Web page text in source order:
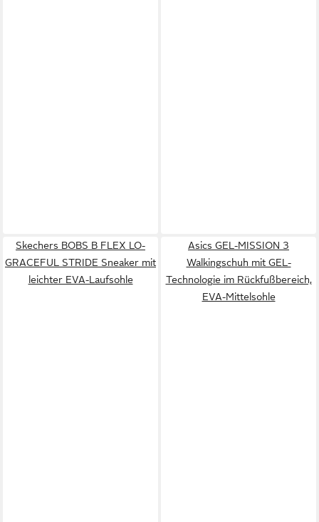
Skechers BOBS B FLEX LO-
GRACEFUL STRIDE Sneaker mit
leichter EVA-Laufsohle
Asics GEL-MISSION 3
Walkingschuh mit GEL-
Technologie im Rückfußbereich,
EVA-Mittelsohle